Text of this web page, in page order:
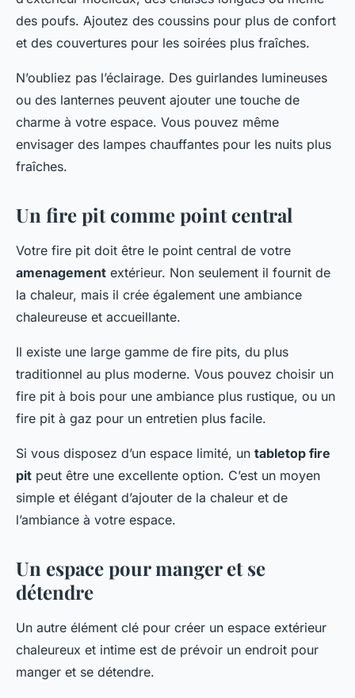
des poufs. Ajoutez des coussins pour plus de confort
et des couvertures pour les soirées plus fraîches.
N’oubliez pas l’éclairage. Des guirlandes lumineuses
ou des lanternes peuvent ajouter une touche de
charme à votre espace. Vous pouvez même
envisager des lampes chauffantes pour les nuits plus
fraîches.
Un fire pit comme point central
Votre fire pit doit être le point central de votre
amenagement extérieur. Non seulement il fournit de
la chaleur, mais il crée également une ambiance
chaleureuse et accueillante.
Il existe une large gamme de fire pits, du plus
traditionnel au plus moderne. Vous pouvez choisir un
fire pit à bois pour une ambiance plus rustique, ou un
fire pit à gaz pour un entretien plus facile.
Si vous disposez d’un espace limité, un tabletop fire
pit peut être une excellente option. C’est un moyen
simple et élégant d’ajouter de la chaleur et de
l’ambiance à votre espace.
Un espace pour manger et se
détendre
Un autre élément clé pour créer un espace extérieur
chaleureux et intime est de prévoir un endroit pour
manger et se détendre.